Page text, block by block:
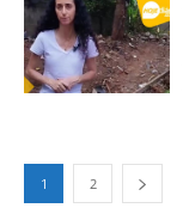
1 2